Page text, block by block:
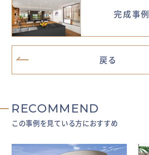
完成事例
戻る
RECOMMEND
この事例を見ている方におすすめ